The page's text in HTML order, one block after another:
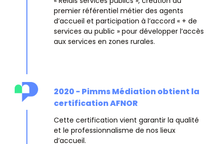
premier référentiel métier des agents
d’accueil et participation à l’accord « + de
services au public » pour développer l’accès
aux services en zones rurales.
2020 - Pimms Médiation obtient la
certification AFNOR
Cette certification vient garantir la qualité
et le professionnalisme de nos lieux
d’accueil.